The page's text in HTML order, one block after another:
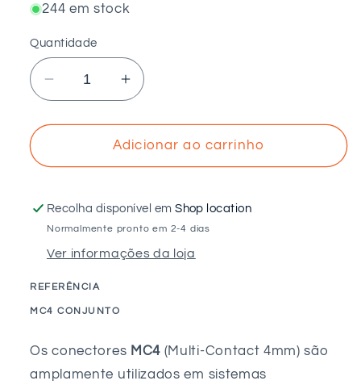
244 em stock
Quantidade
Diminuir
a
quantidade
Conector
-
Fêmea
Aumentar
a
quantidade
de
Conector
-
Fêmea
Adicionar ao carrinho
Recolha disponível emShop location
Normalmente pronto em 2-4 dias
Ver informações da loja
REFERÊNCIA
SKU:
MC4 CONJUNTO
Os conectores MC4 (Multi-Contact 4mm) são
amplamente utilizados em sistemas